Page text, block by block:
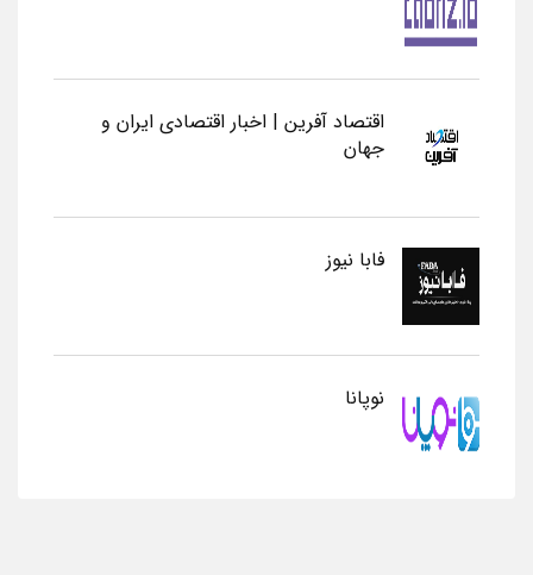
اقتصاد آفرین | اخبار اقتصادی ایران و
جهان
فابا نیوز
نوپانا